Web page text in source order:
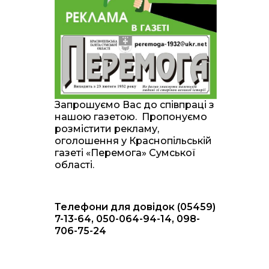
20:00
28 лип
Житлові сертифікати,
підготовка до зими та
підтримка ВПО: підсумки
засідання виконкому
Краснопільської
селищної ради
10:36
28 лип
Валентина Масалітіна:
«Нас тримає віра в
Перемогу і повернення
додому»
10:31
28 лип
Знову біль… Знову
втрата… На щиті
16:57
24 лип
Обмежено придатний,
але безмежно
вмотивований: Як
колишній лісівник став
Запрошуємо Вас до співпраці з
нашою газетою. Пропонуємо
розмістити рекламу,
оголошення у Краснопільській
газеті «Перемога» Сумської
області.
Телефони для довідок (05459)
7-13-64, 050-064-94-14, 098-
706-75-24